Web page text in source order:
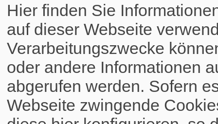
Hier finden Sie
auf dieser Webseite
Verarbeitungszwecke
oder andere Informationen
abgerufen werden. Sofern
Webseite zwingende